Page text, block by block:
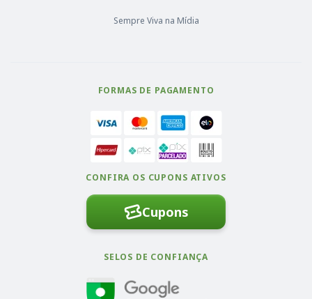
Sempre Viva na Mídia
FORMAS DE PAGAMENTO
CONFIRA OS CUPONS ATIVOS
Cupons
SELOS DE CONFIANÇA